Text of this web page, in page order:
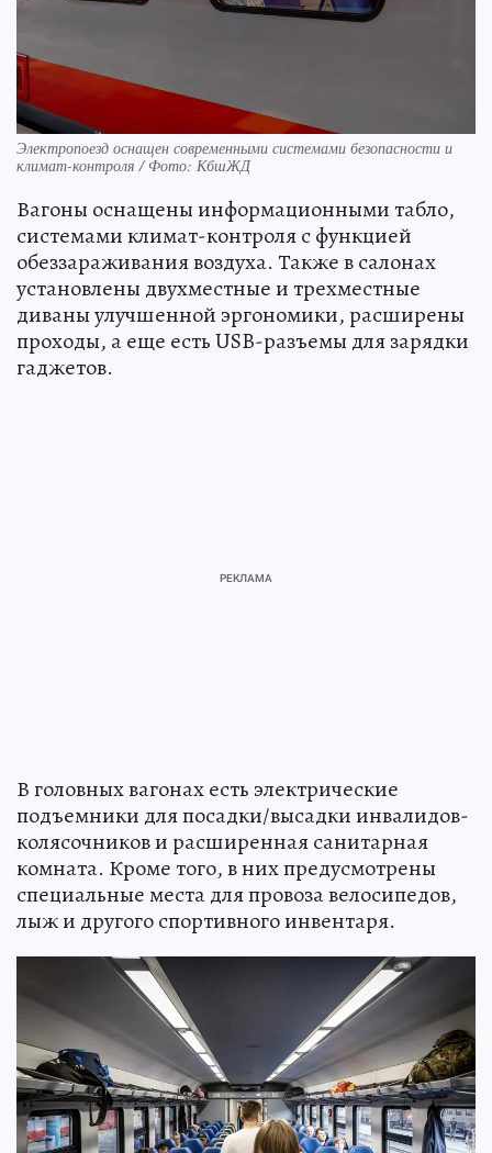
Электропоезд оснащен современными системами безопасности и
климат-контроля / Фото: КбшЖД
Вагоны оснащены информационными табло,
системами климат-контроля с функцией
обеззараживания воздуха. Также в салонах
установлены двухместные и трехместные
диваны улучшенной эргономики, расширены
проходы, а еще есть USB-разъемы для зарядки
гаджетов.
В головных вагонах есть электрические
подъемники для посадки/высадки инвалидов-
колясочников и расширенная санитарная
комната. Кроме того, в них предусмотрены
специальные места для провоза велосипедов,
лыж и другого спортивного инвентаря.